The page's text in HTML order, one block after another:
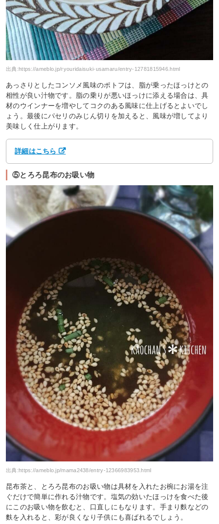
出典:https://ameblo.jp/ryouridaisuki-usamaru/entry-12781815946.html
あっさりとしたコンソメ風味のポトフは、脂が乗ったほっけとの
相性が良い汁物です。脂の乗りが悪いほっけに添える場合は、具
材のウインナーを増やしてコクのある風味に仕上げるとよいでし
ょう。最後にパセリのみじん切りを加えると、風味が増してより
美味しく仕上がります。
詳細はこちら
⑤とろろ昆布のお吸い物
出典: https://ameblo.jp/mama2438/entry-12366983953.html
昆布茶と、とろろ昆布のお吸い物は具材を入れたお椀にお湯を注
ぐだけで簡単に作れる汁物です。塩気の効いたほっけを食べた後
にこのお吸い物を飲むと、口直しにもなります。手まり麩などの
麩を入れると、彩が良くなり子供にも喜ばれるでしょう。